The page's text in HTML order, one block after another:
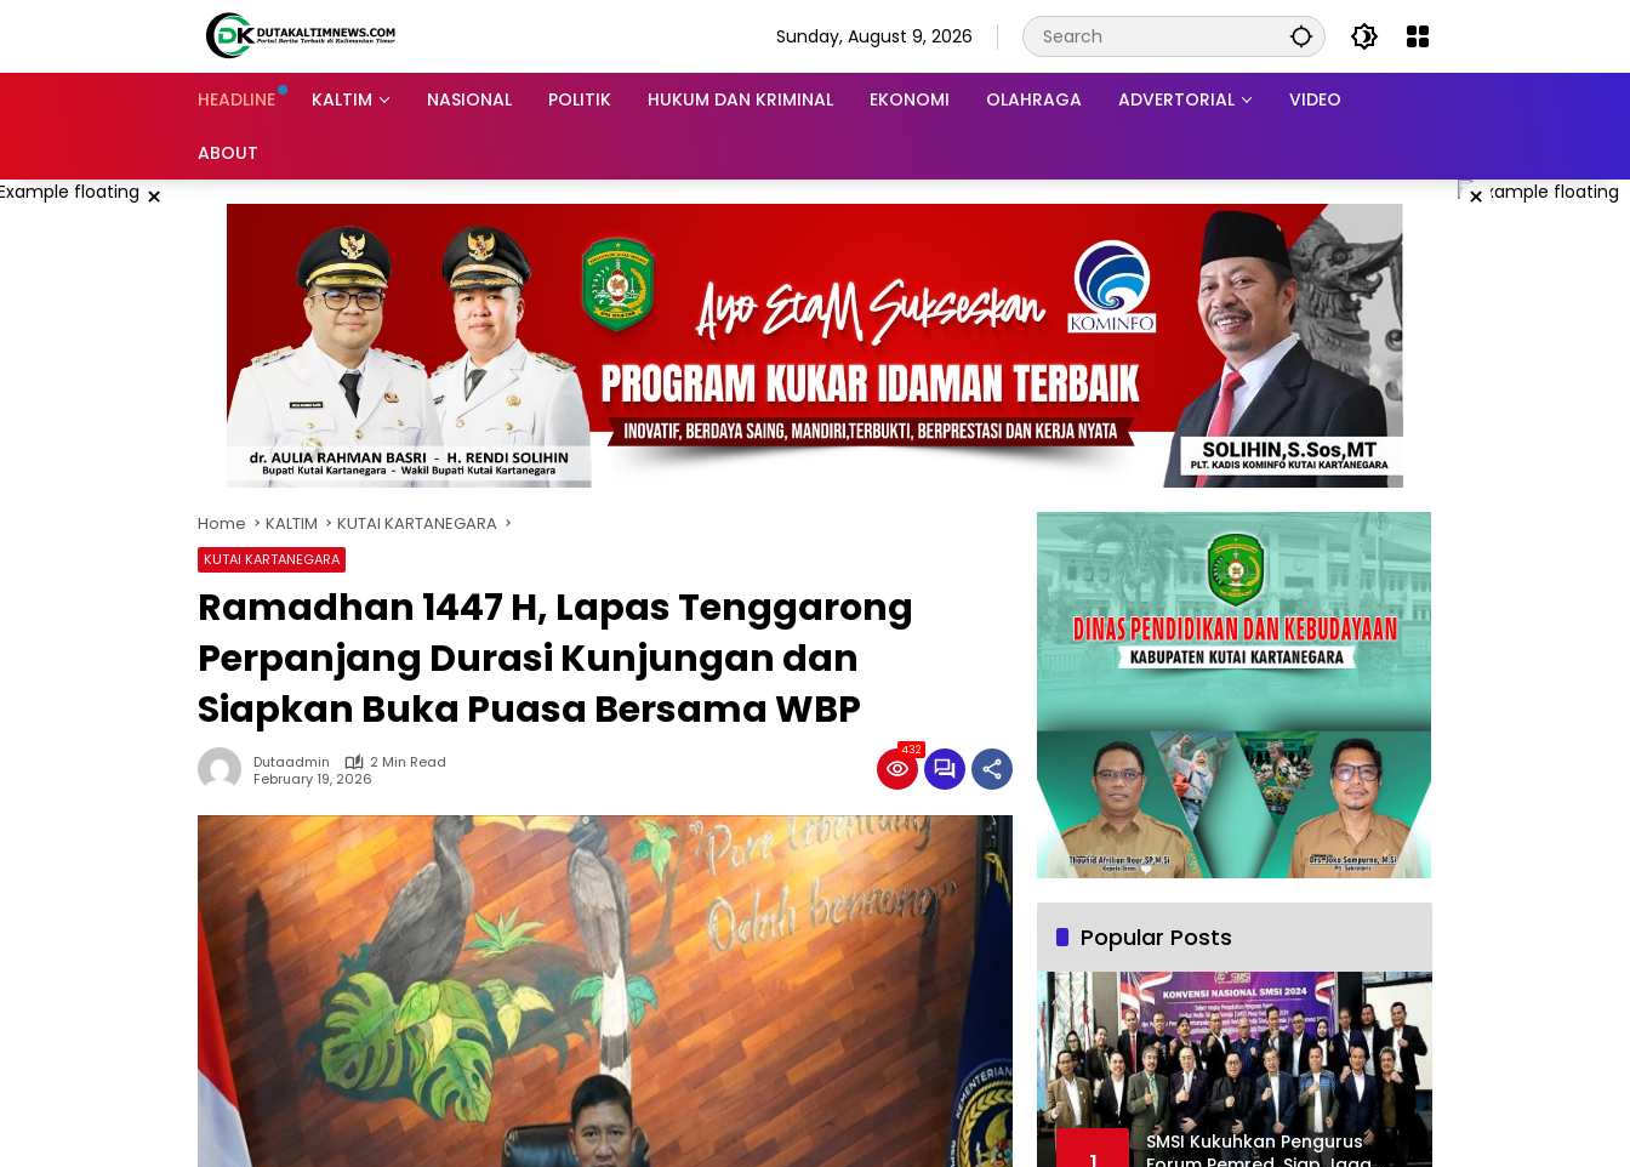
Sunday, August 9, 2026
HEADLINE KALTIM NASIONAL POLITIK HUKUM DAN KRIMINAL EKONOMI OLAHRAGA ADVERTORIAL VIDEO
ABOUT
× ×
Home KALTIM KUTAI KARTANEGARA
KUTAI KARTANEGARA
Ramadhan 1447 H, Lapas Tenggarong
Perpanjang Durasi Kunjungan dan
Siapkan Buka Puasa Bersama WBP
Dutaadmin
2 Min Read
February 19, 2026
432
Popular Posts
SMSI Kukuhkan Pengurus